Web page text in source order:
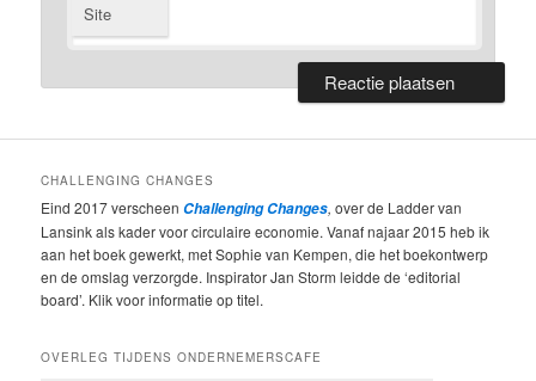
Site
CHALLENGING CHANGES
Eind 2017 verscheen Challenging Changes, over de Ladder van
Lansink als kader voor circulaire economie. Vanaf najaar 2015 heb ik
aan het boek gewerkt, met Sophie van Kempen, die het boekontwerp
en de omslag verzorgde. Inspirator Jan Storm leidde de ‘editorial
board’. Klik voor informatie op titel.
OVERLEG TIJDENS ONDERNEMERSCAFE